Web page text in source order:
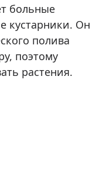
больные
кустарники. Он
полива
поэтому
растения.